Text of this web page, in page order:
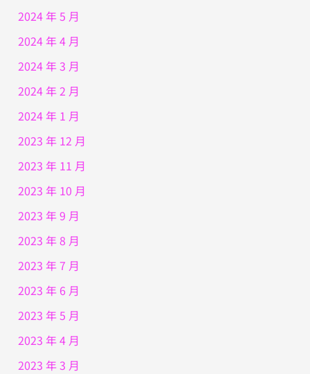
2024 年 5 月
2024 年 4 月
2024 年 3 月
2024 年 2 月
2024 年 1 月
2023 年 12 月
2023 年 11 月
2023 年 10 月
2023 年 9 月
2023 年 8 月
2023 年 7 月
2023 年 6 月
2023 年 5 月
2023 年 4 月
2023 年 3 月